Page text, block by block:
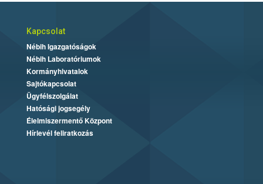
Kapcsolat
Nébih Igazgatóságok
Nébih Laboratóriumok
Kormányhivatalok
Sajtókapcsolat
Ügyfélszolgálat
Hatósági jogsegély
Élelmiszermentő Központ
Hírlevél feliratkozás